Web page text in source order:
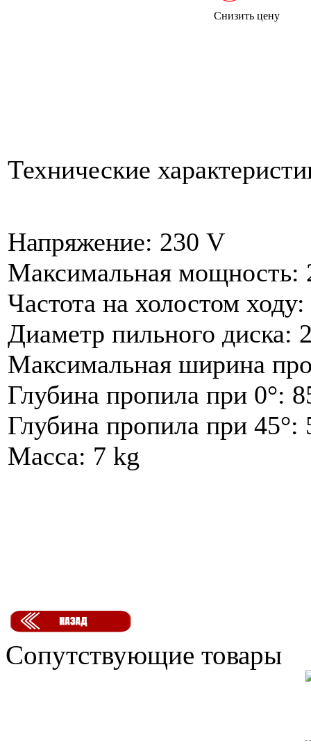
Снизить цену
Технические
Напряжение: 230 V
Максимальная мощность:
Частота на холостом
Диаметр пильного диска:
Максимальная ширина
Глубина пропила при 0°:
Глубина пропила при 45°:
Масса: 7 kg
Сопутствующие товары